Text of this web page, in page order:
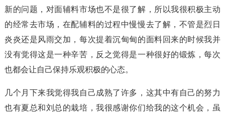
新的问题，对面辅料市场也不是很了解，所以我很积极主动
的经常去市场，在配辅料的过程中慢慢去了解，不管是烈日
炎炎还是风雨交加，每次提着沉甸甸的面料回来的时候我并
没有觉得这是一种辛苦，反之觉得是一种很好的锻炼，每次
也都会让自己保持乐观积极的心态。
几个月下来我觉得我自己成熟了许多，这其中有自己的努力
也有夏总和刘总的栽培，我很感谢你们给我的这个机会，虽